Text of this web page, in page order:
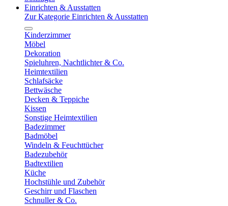
Einrichten & Ausstatten
Zur Kategorie Einrichten & Ausstatten
Kinderzimmer
Möbel
Dekoration
Spieluhren, Nachtlichter & Co.
Heimtextilien
Schlafsäcke
Bettwäsche
Decken & Teppiche
Kissen
Sonstige Heimtextilien
Badezimmer
Badmöbel
Windeln & Feuchttücher
Badezubehör
Badtextilien
Küche
Hochstühle und Zubehör
Geschirr und Flaschen
Schnuller & Co.